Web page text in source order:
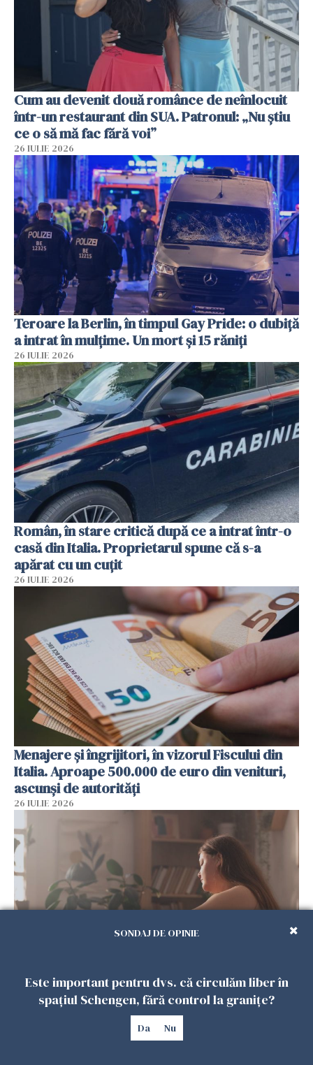
Cum au devenit două românce de neînlocuit
într-un restaurant din SUA. Patronul: „Nu știu
ce o să mă fac fără voi”
26 IULIE 2026
Teroare la Berlin, în timpul Gay Pride: o dubiță
a intrat în mulțime. Un mort și 15 răniți
26 IULIE 2026
Român, în stare critică după ce a intrat într-o
casă din Italia. Proprietarul spune că s-a
apărat cu un cuțit
26 IULIE 2026
Menajere și îngrijitori, în vizorul Fiscului din
Italia. Aproape 500.000 de euro din venituri,
ascunși de autorități
26 IULIE 2026
Vrei să te muți în SUA? Un studiu Harvard
arată ce se întâmplă cu sănătatea multor
imigranți
SONDAJ DE OPINIE
Este important pentru dvs. că circulăm liber în
spațiul Schengen, fără control la granițe?
Da Nu